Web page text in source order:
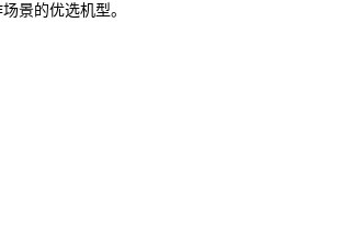
景的优选机型。